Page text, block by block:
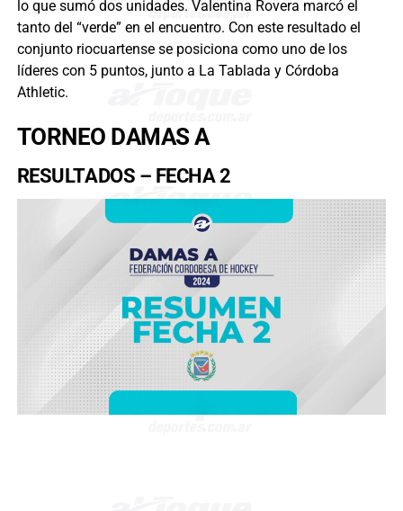
lo que sumó dos unidades. Valentina Rovera marcó el
tanto del “verde” en el encuentro. Con este resultado el
conjunto riocuartense se posiciona como uno de los
líderes con 5 puntos, junto a La Tablada y Córdoba
Athletic.
TORNEO DAMAS A
RESULTADOS – FECHA 2